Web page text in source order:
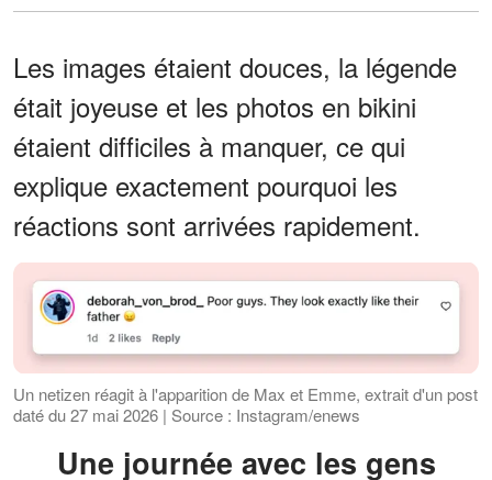
Les images étaient douces, la légende
était joyeuse et les photos en bikini
étaient difficiles à manquer, ce qui
explique exactement pourquoi les
réactions sont arrivées rapidement.
Un netizen réagit à l'apparition de Max et Emme, extrait d'un post
daté du 27 mai 2026 | Source : Instagram/enews
Une journée avec les gens